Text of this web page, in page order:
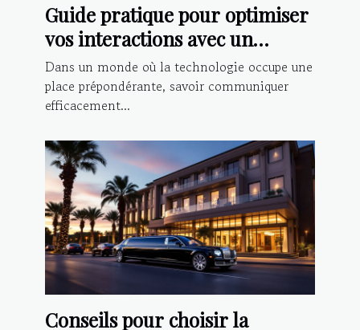
Guide pratique pour optimiser
vos interactions avec un
chatbot IA
Dans un monde où la technologie occupe une
place prépondérante, savoir communiquer
efficacement...
Conseils pour choisir la